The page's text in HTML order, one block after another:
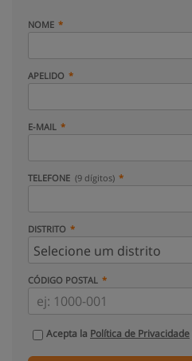
NOME
APELIDO
E-MAIL
TELEFONE (9 dígitos)
DISTRITO
CÓDIGO POSTAL
Acepta la Política de Privacidade